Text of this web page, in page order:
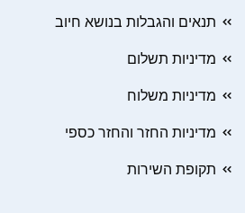
תנאים והגבלות בנושא חיוב
מדיניות תשלום
מדיניות משלוח
מדיניות החזר והחזר כספי
תקופת השירות